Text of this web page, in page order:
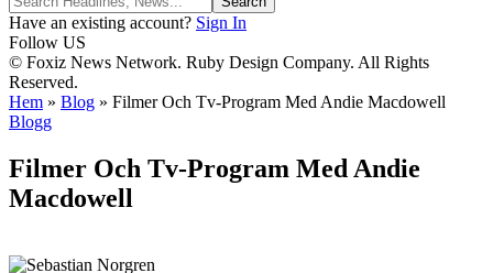
Have an existing account? Sign In
Follow US
© Foxiz News Network. Ruby Design Company. All Rights
Reserved.
Hem » Blog » Filmer Och Tv-Program Med Andie Macdowell
Blogg
Filmer Och Tv-Program Med Andie
Macdowell